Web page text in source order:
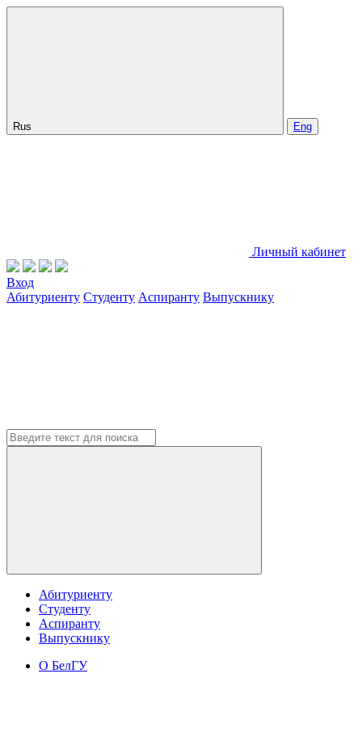
Rus Eng
Личный кабинет
Вход
Абитуриенту Студенту Аспиранту Выпускнику
Абитуриенту
Студенту
Аспиранту
Выпускнику
О БелГУ